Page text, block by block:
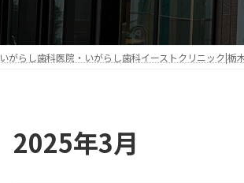
いがらし歯科医院・いがらし歯科イーストクリニック|栃
2025年3月